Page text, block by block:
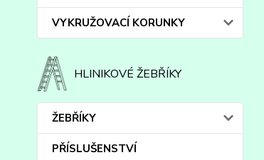
VYKRUŽOVACÍ KORUNKY
HLINIKOVÉ ŽEBŘÍKY
ŽEBŘÍKY
PŘÍSLUŠENSTVÍ